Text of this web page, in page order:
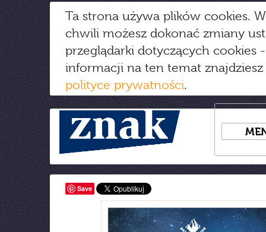
Ta strona używa plików cookies.
chwili możesz dokonać zmiany
przeglądarki dotyczących cookies
informacji na ten temat
polityce prywatności.
Save